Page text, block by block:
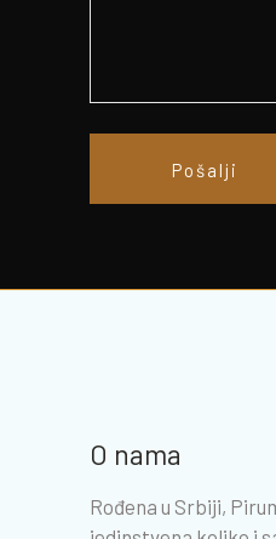
Pošalji
O nama
Rođena u Srbiji,